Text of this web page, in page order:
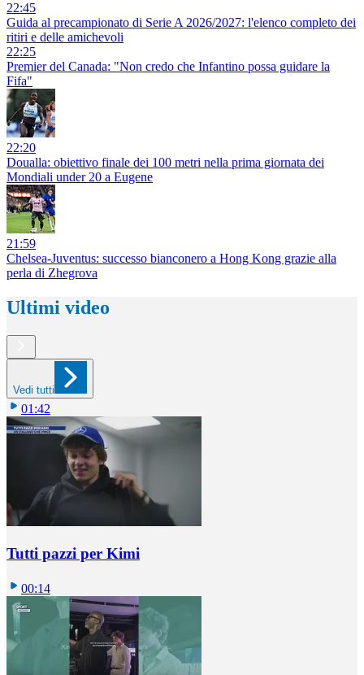
22:45
Guida al precampionato di Serie A 2026/2027: l'elenco completo dei
ritiri e delle amichevoli
22:25
Premier del Canada: "Non credo che Infantino possa guidare la
Fifa"
22:20
Doualla: obiettivo finale dei 100 metri nella prima giornata dei
Mondiali under 20 a Eugene
21:59
Chelsea-Juventus: successo bianconero a Hong Kong grazie alla
perla di Zhegrova
Ultimi video
Vedi tutti
01:42
Tutti pazzi per Kimi
00:14